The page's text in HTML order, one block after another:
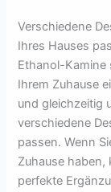
Verschiedene
Ihres Hauses
Ethanol-Kamine
Ihrem Zuhause
und gleichzeitig
verschiedene
passen. Wenn
Zuhause
perfekte